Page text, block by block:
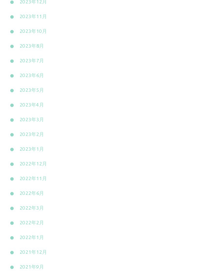
2023年12月
2023年11月
2023年10月
2023年8月
2023年7月
2023年6月
2023年5月
2023年4月
2023年3月
2023年2月
2023年1月
2022年12月
2022年11月
2022年6月
2022年3月
2022年2月
2022年1月
2021年12月
2021年9月